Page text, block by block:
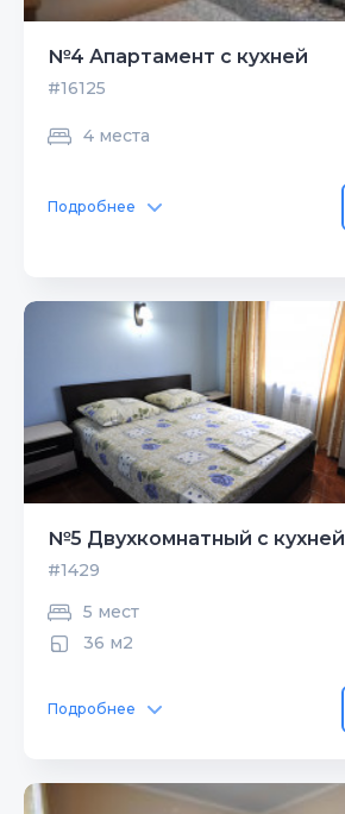
№4 Апартамент с кухней
#16125
4 места
Подробнее
№5 Двухкомнатный с кухней
#1429
5 мест
36 м2
Подробнее